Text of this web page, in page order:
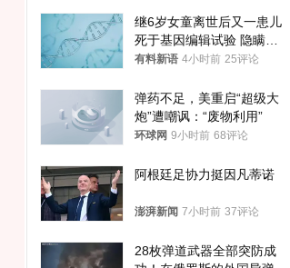
继6岁女童离世后又一患儿
死于基因编辑试验 隐瞒一
年才对外披露
有料新语 4小时前 25评论
弹药不足，美重启“超级大
炮”遭嘲讽：“废物利用”
环球网 9小时前 68评论
阿根廷足协力挺因凡蒂诺
澎湃新闻 7小时前 37评论
28枚弹道武器全部突防成